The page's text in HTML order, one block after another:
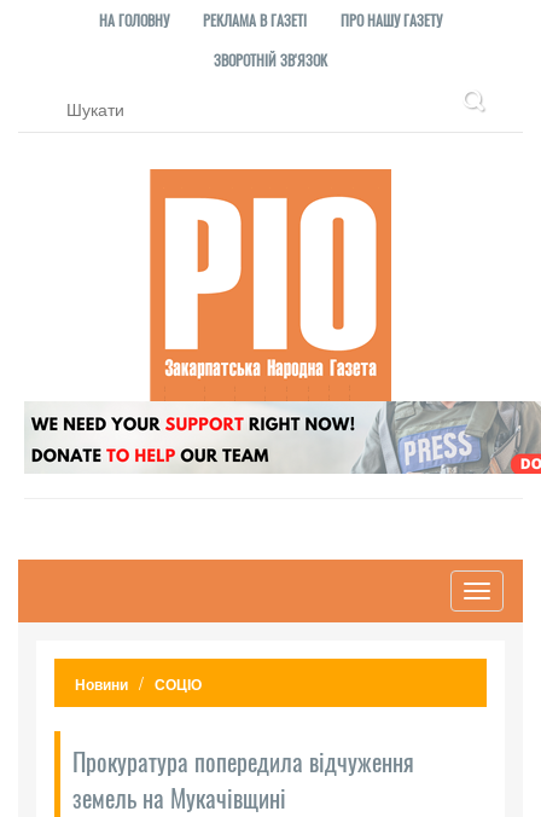
НА ГОЛОВНУ РЕКЛАМА В ГАЗЕТІ
ПРО НАШУ ГАЗЕТУ
ЗВОРОТНІЙ ЗВ'ЯЗОК
Toggle
Новини СОЦІО
Прокуратура попередила відчуження
земель на Мукачівщині